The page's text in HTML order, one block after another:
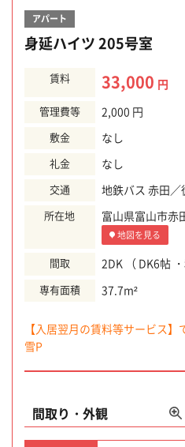
アパート
身延ハイツ 205号室
賃料 33,000 円
管理費等 2,000 円
敷金 なし
礼金 なし
交通 地鉄バス 赤田／
所在地 富山県富山市赤
地図を見る
間取 2DK （ DK6帖
専有面積 37.7m²
【入居翌月の賃料等サービス
雪P
間取り・外観